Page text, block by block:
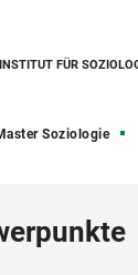
INSTITUT FÜR
Soziologie